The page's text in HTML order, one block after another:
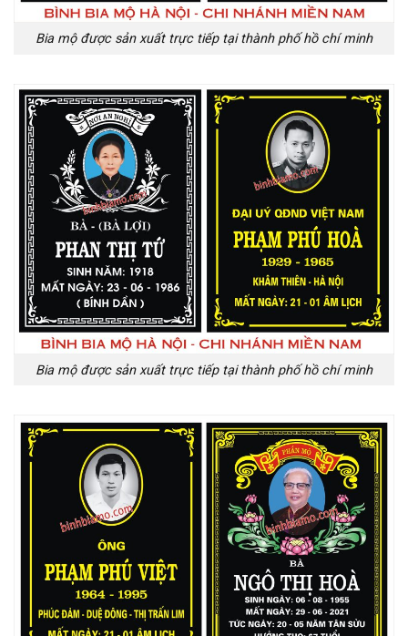
Bia mộ được sản xuất trực tiếp tại thành phố hồ chí minh
Bia mộ được sản xuất trực tiếp tại thành phố hồ chí minh